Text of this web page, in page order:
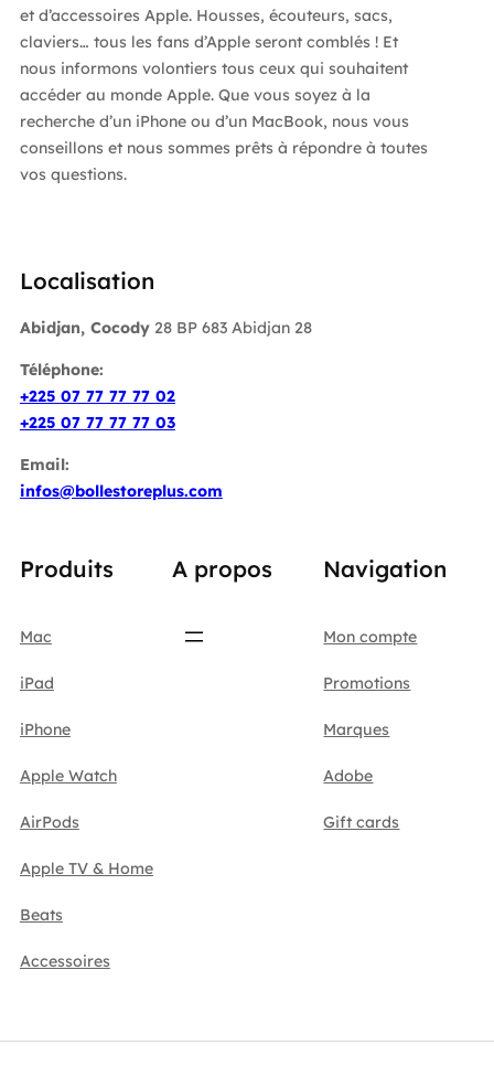
et d’accessoires Apple. Housses, écouteurs, sacs,
claviers… tous les fans d’Apple seront comblés ! Et
nous informons volontiers tous ceux qui souhaitent
accéder au monde Apple. Que vous soyez à la
recherche d’un iPhone ou d’un MacBook, nous vous
conseillons et nous sommes prêts à répondre à toutes
vos questions.
Localisation
Abidjan, Cocody28 BP 683 Abidjan 28
Téléphone:
+225 07 77 77 77 02
+225 07 77 77 77 03
Email:
infos@bollestoreplus.com
Produits
Mac
iPad
iPhone
Apple Watch
AirPods
Apple TV & Home
Beats
Accessoires
A propos Navigation
Mon compte
Promotions
Marques
Adobe
Gift cards